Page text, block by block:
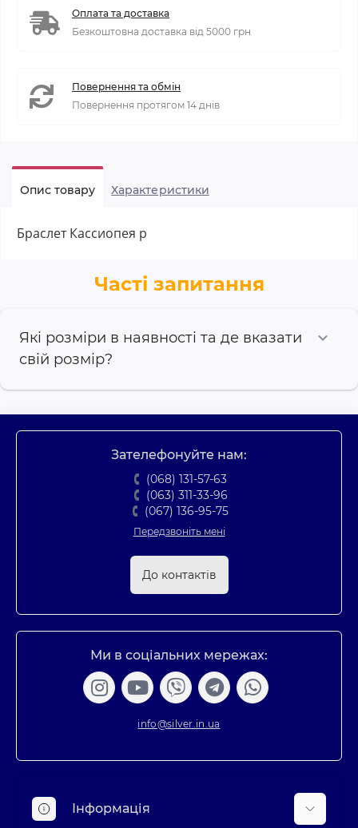
Оплата та доставка
Безкоштовна доставка від 5000 грн
Повернення та обмін
Повернення протягом 14 днів
Опис товару Характеристики
Браслет Кассиопея р
Часті запитання
Які розміри в наявності та де вказати
свій розмір?
Зателефонуйте нам:
(068) 131-57-63
(063) 311-33-96
(067) 136-95-75
Передзвоніть мені
До контактів
Ми в соціальних мережах:
info@silver.in.ua
Інформація